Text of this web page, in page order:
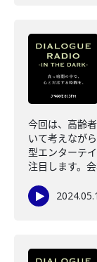
今回は、高齢
いて考えなが
型エンターテ
注目します。